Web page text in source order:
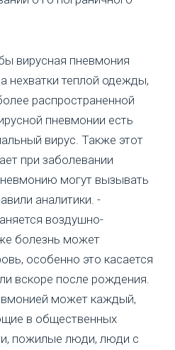
вирусная пневмония
нехватки теплой одежды,
распространенной
пневмонии есть
вирус. Также этот
при заболевании
могут вызывать
аналитики. -
воздушно-
болезнь может
особенно это касается
вскоре после рождения.
может каждый,
в общественных
пожилые люди, люди с